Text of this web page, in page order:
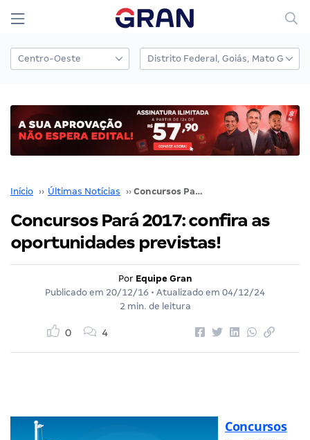
Início ›› Últimas Notícias ›› Concursos Pará 2017: confira as oportunidades previstas!
Concursos Pará 2017: confira as
oportunidades previstas!
Por Equipe Gran
Publicado em 20/12/16 • Atualizado em 04/12/24
2 min. de leitura
0 4
Concursos